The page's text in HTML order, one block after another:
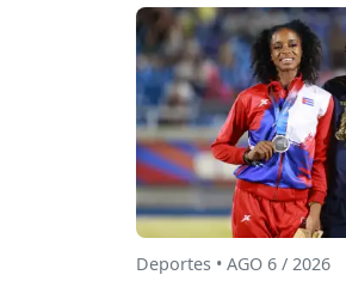
Deportes • AGO 6 / 2026